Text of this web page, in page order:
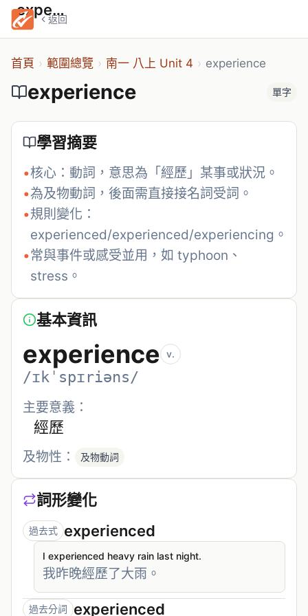
返回
experience
首頁 › 範圍總覽 › 南一 八上 Unit 4 › experience
experience 單字
學習摘要
•核心：動詞，意思為「經歷」某事或狀況。
•為及物動詞，後面需直接接名詞受詞。
•規則變化：
experienced/experienced/experiencing。
•常與事件或感受並用，如 typhoon、
stress。
基本資訊
experience v.
/ɪkˈspɪriəns/
主要意義：
經歷
及物性： 及物動詞
詞形變化
過去式 experienced
I experienced heavy rain last night.
我昨晚經歷了大雨。
過去分詞 experienced